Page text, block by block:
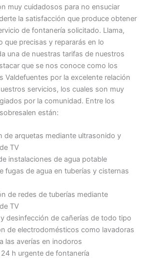
muy cuidadosos para no ensuciar
la satisfacción que produce obtener
de fontanería solicitado. Llama,
que precisas y repararás en lo
una de nuestras tarifas de nuestros
que se nos conoce como los
Valdefuentes por la excelente relación
servicios, los cuales son muy
por la comunidad. Entre los
están:
de arquetas mediante ultrasonido y
TV
instalaciones de agua potable
fugas de agua en tuberías y cisternas
de redes de tuberías mediante
TV
desinfección de cañerías de todo tipo
de electrodomésticos como lavadoras
las averías en inodoros
h urgente de fontanería